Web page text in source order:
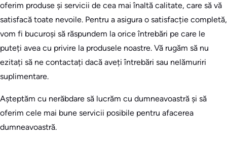
oferim produse și servicii de cea mai înaltă calitate, care să vă
satisfacă toate nevoile. Pentru a asigura o satisfacție completă,
vom fi bucuroși să răspundem la orice întrebări pe care le
puteți avea cu privire la produsele noastre. Vă rugăm să nu
ezitați să ne contactați dacă aveți întrebări sau nelămuriri
suplimentare.
Așteptăm cu nerăbdare să lucrăm cu dumneavoastră și să
oferim cele mai bune servicii posibile pentru afacerea
dumneavoastră.